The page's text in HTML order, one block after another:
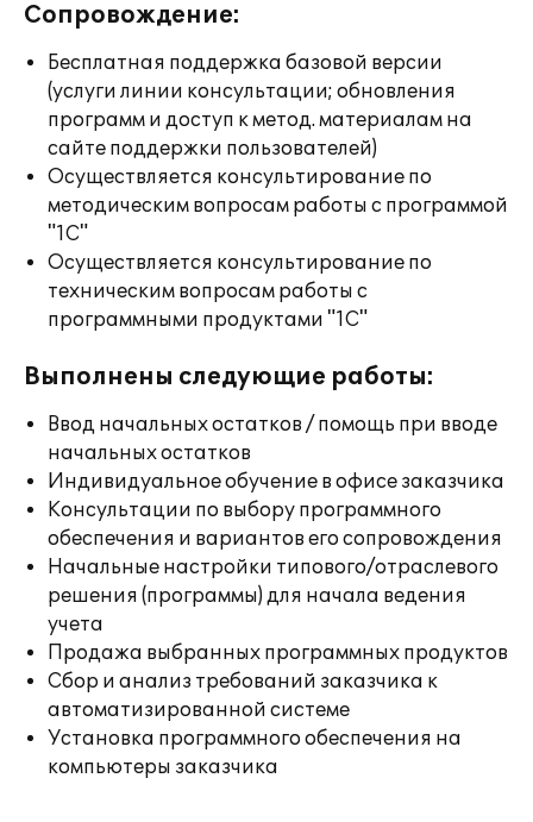
Сопровождение:
Бесплатная поддержка базовой версии
(услуги линии консультации; обновления
программ и доступ к метод. материалам на
сайте поддержки пользователей)
Осуществляется консультирование по
методическим вопросам работы с программой
"1С"
Осуществляется консультирование по
техническим вопросам работы с
программными продуктами "1С"
Выполнены следующие работы:
Ввод начальных остатков / помощь при вводе
начальных остатков
Индивидуальное обучение в офисе заказчика
Консультации по выбору программного
обеспечения и вариантов его сопровождения
Начальные настройки типового/отраслевого
решения (программы) для начала ведения
учета
Продажа выбранных программных продуктов
Сбор и анализ требований заказчика к
автоматизированной системе
Установка программного обеспечения на
компьютеры заказчика